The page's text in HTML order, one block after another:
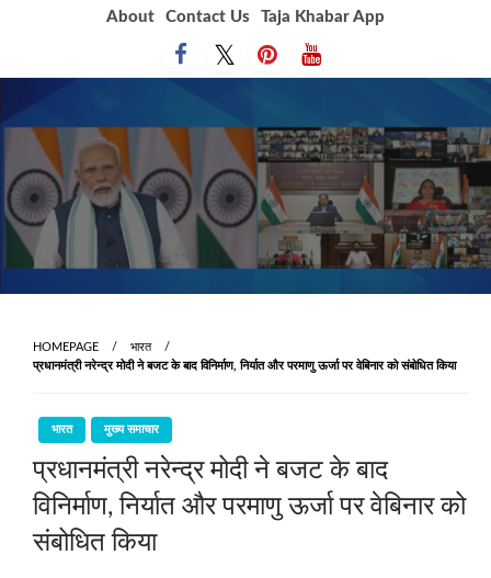
About Contact Us Taja Khabar App
HOMEPAGE
भारत
प्रधानमंत्री नरेन्द्र मोदी ने बजट के बाद विनिर्माण, निर्यात और परमाणु ऊर्जा पर वेबिनार को संबोधित किया
भारत मुख्य समाचार
प्रधानमंत्री नरेन्द्र मोदी ने बजट के बाद
विनिर्माण, निर्यात और परमाणु ऊर्जा पर वेबिनार को
संबोधित किया